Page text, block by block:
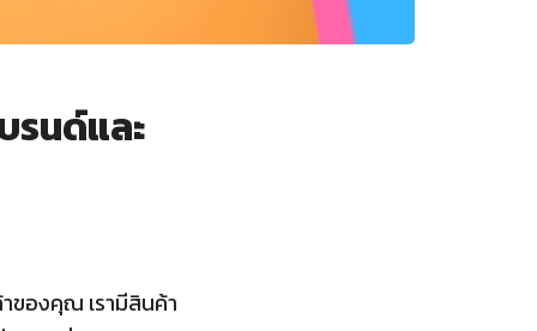
รนด์และ
ของคุณ เรามีสินค้า